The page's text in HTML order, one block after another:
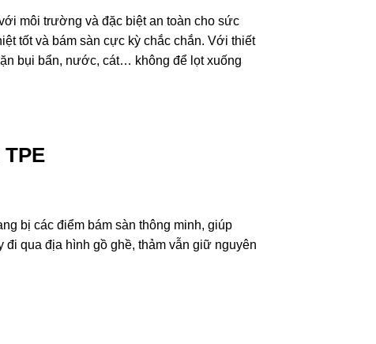
môi trường và đặc biệt an toàn cho sức
tốt và bám sàn cực kỳ chắc chắn. Với thiết
bụi bẩn, nước, cát… không để lọt xuống
bị các điểm bám sàn thông minh, giúp
qua địa hình gồ ghề, thảm vẫn giữ nguyên